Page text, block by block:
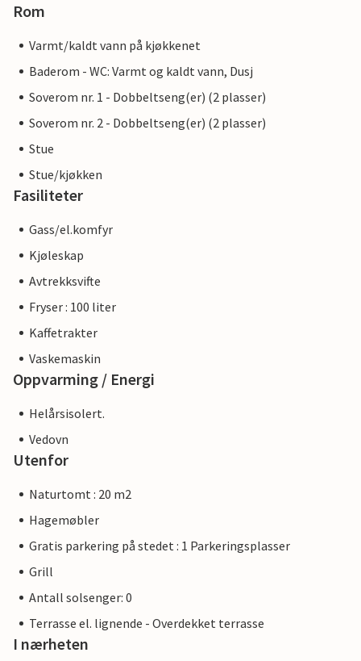
Rom
Varmt/kaldt vann på kjøkkenet
Baderom - WC: Varmt og kaldt vann, Dusj
Soverom nr. 1 - Dobbeltseng(er) (2 plasser)
Soverom nr. 2 - Dobbeltseng(er) (2 plasser)
Stue
Stue/kjøkken
Fasiliteter
Gass/el.komfyr
Kjøleskap
Avtrekksvifte
Fryser : 100 liter
Kaffetrakter
Vaskemaskin
Oppvarming / Energi
Helårsisolert.
Vedovn
Utenfor
Naturtomt : 20 m2
Hagemøbler
Gratis parkering på stedet : 1 Parkeringsplasser
Grill
Antall solsenger: 0
Terrasse el. lignende - Overdekket terrasse
I nærheten